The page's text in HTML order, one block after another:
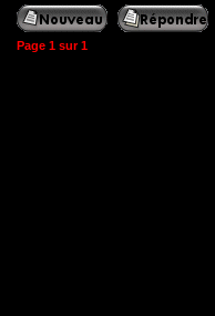
Page 1 sur1